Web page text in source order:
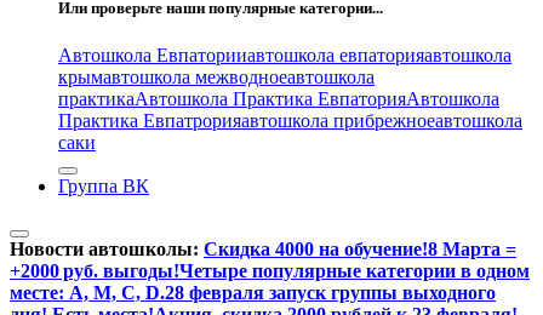
Или проверьте наши популярные категории...
Автошкола Евпаторииавтошкола евпаторияавтошкола
крымавтошкола межводноеавтошкола
практикаАвтошкола Практика ЕвпаторияАвтошкола
Практика Евпатрорияавтошкола прибрежноеавтошкола
саки
Группа ВК
Новости автошколы: Скидка 4000 на обучение!8 Марта =
+2000 руб. выгоды!Четыре популярные категории в одном
месте: А, М, С, D.28 февраля запуск группы выходного